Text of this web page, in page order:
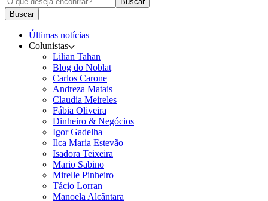
Buscar
Últimas notícias
Colunistas
Lilian Tahan
Blog do Noblat
Carlos Carone
Andreza Matais
Claudia Meireles
Fábia Oliveira
Dinheiro & Negócios
Igor Gadelha
Ilca Maria Estevão
Isadora Teixeira
Mario Sabino
Mirelle Pinheiro
Tácio Lorran
Manoela Alcântara